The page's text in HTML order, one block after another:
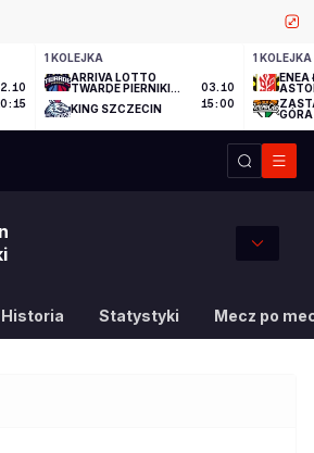
1 KOLEJKA
ARRIVA LOTTO
TWARDE PIERNIKI
KING SZCZECIN
03.10
15:00
1 KOLEJKA
ENEA
GÓRA
Historia Statystyki Mecz po